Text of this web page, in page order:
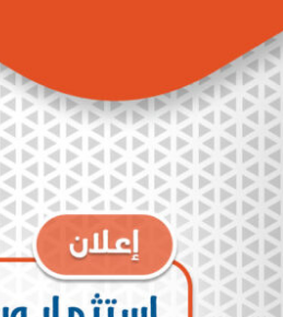
النقل
في
جامعة
الشمال
الخاصة